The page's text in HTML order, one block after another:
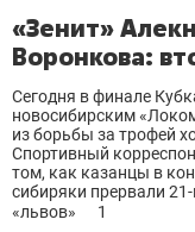
«Зенит»
Воронкова:
Сегодня в финале
новосибирским
из борьбы за трофей
Спортивный
том, как казанцы в
сибиряки прервали
«львов»
1